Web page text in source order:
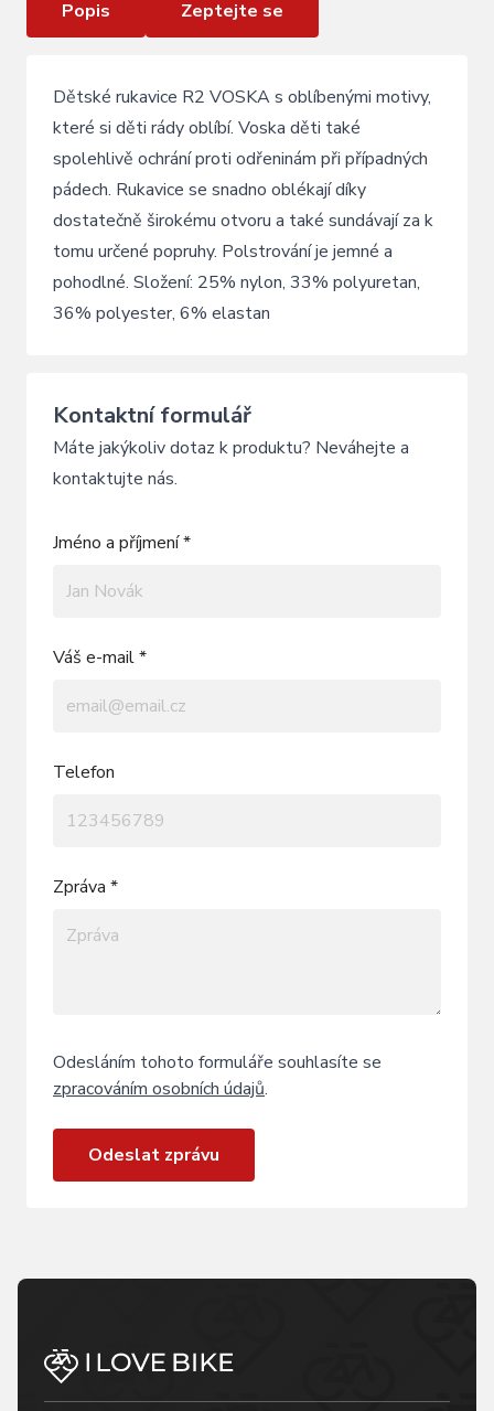
Popis Zeptejte se
Dětské rukavice R2 VOSKA s oblíbenými motivy,
které si děti rády oblíbí. Voska děti také
spolehlivě ochrání proti odřeninám při případných
pádech. Rukavice se snadno oblékají díky
dostatečně širokému otvoru a také sundávají za k
tomu určené popruhy. Polstrování je jemné a
pohodlné. Složení: 25% nylon, 33% polyuretan,
36% polyester, 6% elastan
Kontaktní formulář
Máte jakýkoliv dotaz k produktu? Neváhejte a
kontaktujte nás.
Jméno a příjmení *
Váš e-mail *
Telefon
Zpráva *
Odesláním tohoto formuláře souhlasíte se
zpracováním osobních údajů.
Odeslat zprávu